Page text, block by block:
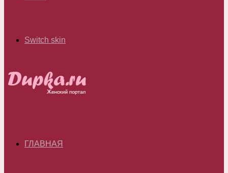
Switch skin
ГЛАВНАЯ